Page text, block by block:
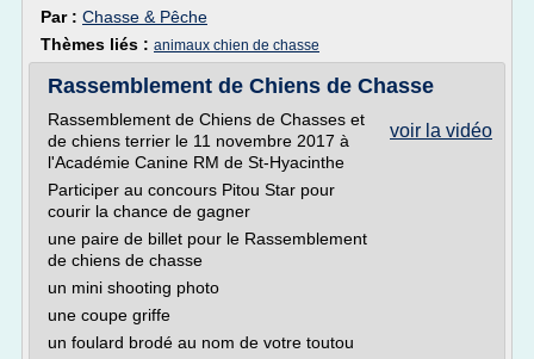
Par : Chasse & Pêche
Thèmes liés : animaux chien de chasse
Rassemblement de Chiens de Chasse
voir la vidéo
Rassemblement de Chiens de Chasses et
de chiens terrier le 11 novembre 2017 à
l'Académie Canine RM de St-Hyacinthe
Participer au concours Pitou Star pour
courir la chance de gagner
une paire de billet pour le Rassemblement
de chiens de chasse
un mini shooting photo
une coupe griffe
un foulard brodé au nom de votre toutou